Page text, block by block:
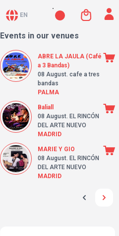
EN
Events in our venues
ABRE LA JAULA (Café
a 3 Bandas)
08 August. cafe a tres
bandas
PALMA
Baliall
08 August. EL RINCÓN
DEL ARTE NUEVO
MADRID
MARIE Y GIO
08 August. EL RINCÓN
DEL ARTE NUEVO
MADRID